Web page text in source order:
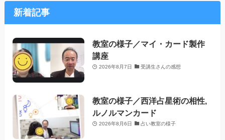
新着記事
教室の様子／マイ・カード製作
講座
2026年8月7日 受講生さんの感想
教室の様子／西洋占星術の相性,
ルノルマンカード
2026年8月6日 占い教室の様子